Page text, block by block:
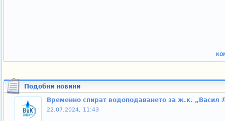
Подобни новини
Временно спират водоподаването за ж.к. „Васил
22.07.2024, 11:43